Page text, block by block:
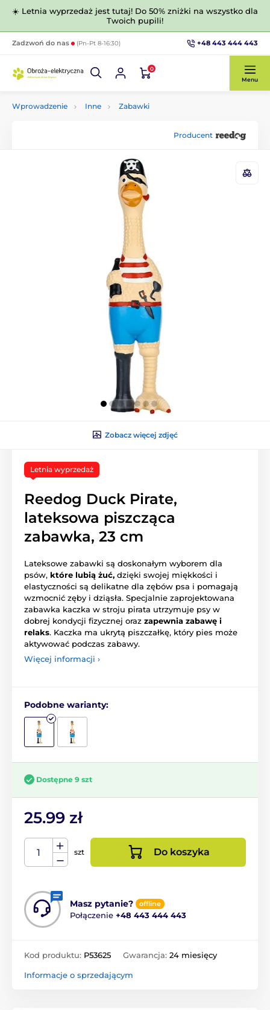
☀️ Letnia wyprzedaż jest tutaj! Do 50% zniżki na wszystko dla
Twoich pupili!
Zadzwoń do nas (Pn-Pt 8-16:30) +48 443 444 443
0
Menu
Wprowadzenie Inne Zabawki
Producent
Zobacz więcej zdjęć
Letnia wyprzedaż
Reedog Duck Pirate,
lateksowa piszcząca
zabawka, 23 cm
Lateksowe zabawki są doskonałym wyborem dla
psów, które lubią żuć, dzięki swojej miękkości i
elastyczności są delikatne dla zębów psa i pomagają
wzmocnić zęby i dziąsła. Specjalnie zaprojektowana
zabawka kaczka w stroju pirata utrzymuje psy w
dobrej kondycji fizycznej oraz zapewnia zabawę i
relaks. Kaczka ma ukrytą piszczałkę, który pies może
aktywować podczas zabawy.
Więcej informacji ›
Podobne warianty:
Dostępne 9 szt
25.99 zł
szt Do koszyka
Masz pytanie? offline
Połączenie +48 443 444 443
Kod produktu: P53625 Gwarancja: 24 miesięcy
Informacje o sprzedającym